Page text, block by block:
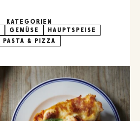
KATEGORIEN
GEMÜSE
HAUPTSPEISE
PASTA & PIZZA